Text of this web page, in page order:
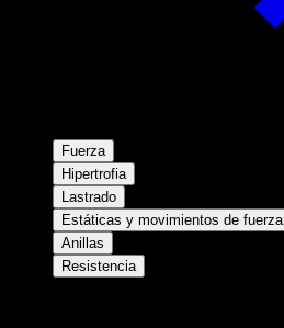
Fuerza
Hipertrofia
Lastrado
Estáticas y movimientos de fuerza
Anillas
Resistencia